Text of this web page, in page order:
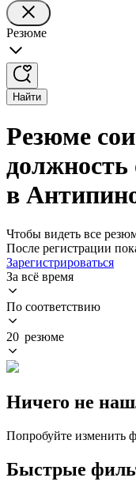
Резюме
Найти
Резюме
должность
в
Чтобы видеть все
После регистрации
Зарегистрироваться
За всё время
По соответствию
20 резюме
Ничего не
Попробуйте изменить
Быстрые